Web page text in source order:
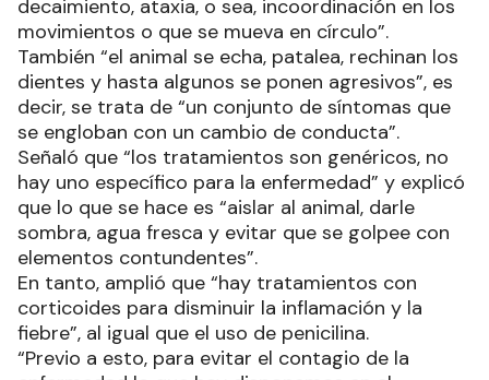
decaimiento, ataxia, o sea, incoordinación en los
movimientos o que se mueva en círculo”.
También “el animal se echa, patalea, rechinan los
dientes y hasta algunos se ponen agresivos”, es
decir, se trata de “un conjunto de síntomas que
se engloban con un cambio de conducta”.
Señaló que “los tratamientos son genéricos, no
hay uno específico para la enfermedad” y explicó
que lo que se hace es “aislar al animal, darle
sombra, agua fresca y evitar que se golpee con
elementos contundentes”.
En tanto, amplió que “hay tratamientos con
corticoides para disminuir la inflamación y la
fiebre”, al igual que el uso de penicilina.
“Previo a esto, para evitar el contagio de la